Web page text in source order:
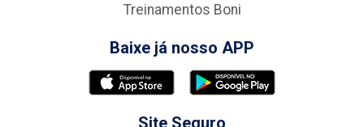
Treinamentos Boni
Baixe já nosso APP
Site Seguro